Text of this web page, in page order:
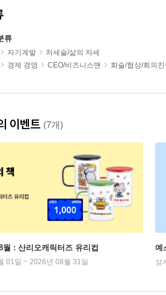
류
자기계발
처세술/삶의 자세
경제 경영 CEO/비즈니스맨 화술/협상/회의
이벤트 (7개)
월 : 산리오캐릭터즈 유리컵
01일 ~ 2026년 08월 31일
예
상